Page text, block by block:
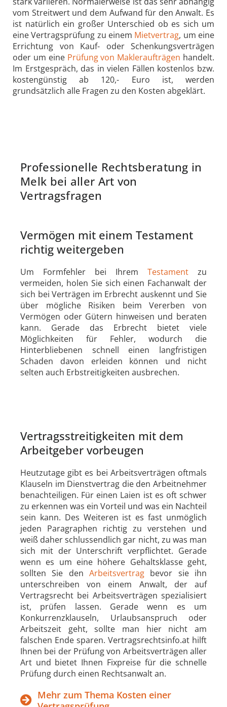
vom Streitwert und dem Aufwand für den Anwalt. Es
ist natürlich ein großer Unterschied ob es sich um
eine Vertragsprüfung zu einem Mietvertrag, um eine
Errichtung von Kauf- oder Schenkungsverträgen
oder um eine Prüfung von Makleraufträgen handelt.
Im Erstgespräch, das in vielen Fällen kostenlos bzw.
kostengünstig ab 120,- Euro ist, werden
grundsätzlich alle Fragen zu den Kosten abgeklärt.
Professionelle Rechtsberatung in
Melk bei aller Art von
Vertragsfragen
Vermögen mit einem Testament
richtig weitergeben
Um Formfehler bei Ihrem Testament
zu
vermeiden, holen Sie sich einen Fachanwalt der
sich bei Verträgen im Erbrecht auskennt und Sie
über mögliche Risiken beim Vererben von
Vermögen oder Gütern hinweisen und beraten
kann. Gerade das Erbrecht bietet viele
Möglichkeiten für Fehler, wodurch die
Hinterbliebenen schnell einen langfristigen
Schaden davon erleiden können und nicht
selten auch Erbstreitigkeiten ausbrechen.
Vertragsstreitigkeiten mit dem
Arbeitgeber vorbeugen
Heutzutage gibt es bei Arbeitsverträgen oftmals
Klauseln im Dienstvertrag die den Arbeitnehmer
benachteiligen. Für einen Laien ist es oft schwer
zu erkennen was ein Vorteil und was ein Nachteil
sein kann. Des Weiteren ist es fast unmöglich
jeden Paragraphen richtig zu verstehen und
weiß daher schlussendlich gar nicht, zu was man
sich mit der Unterschrift verpflichtet. Gerade
wenn es um eine höhere Gehaltsklasse geht,
sollten Sie den Arbeitsvertrag bevor sie ihn
unterschreiben von einem Anwalt, der auf
Vertragsrecht bei Arbeitsverträgen spezialisiert
ist, prüfen lassen. Gerade wenn es um
Konkurrenzklauseln, Urlaubsanspruch oder
Arbeitszeit geht, sollte man hier nicht am
falschen Ende sparen. Vertragsrechtsinfo.at hilft
Ihnen bei der Prüfung von Arbeitsverträgen aller
Art und bietet Ihnen Fixpreise für die schnelle
Prüfung durch einen Rechtsanwalt an.
Mehr zum Thema Kosten einer